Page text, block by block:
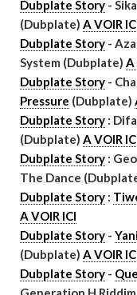
Dubplate Story -
(Dubplate) A VOIR
Dubplate Story -
System (Dubplate) A
Dubplate Story -
Pressure (Dubplate)
Dubplate Story :
(Dubplate) A VOIR
Dubplate Story :
The Dance
Dubplate Story :
A VOIR ICI
Dubplate Story -
(Dubplate) A VOIR
Dubplate Story -